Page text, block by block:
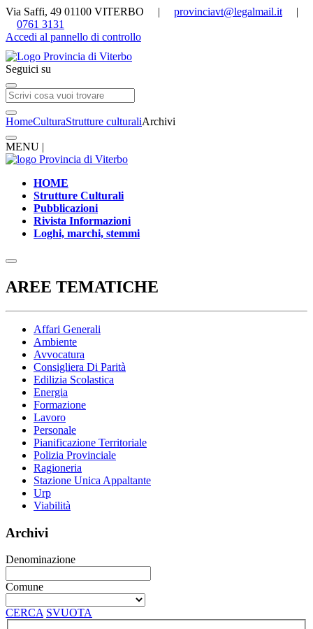
Via Saffi, 49 01100 VITERBO | provinciavt@legalmail.it |
0761 3131
Accedi al pannello di controllo
Seguici su
HomeCulturaStrutture culturaliArchivi
MENU |
HOME
Strutture Culturali
Pubblicazioni
Rivista Informazioni
Loghi, marchi, stemmi
AREE TEMATICHE
Affari Generali
Ambiente
Avvocatura
Consigliera Di Parità
Edilizia Scolastica
Energia
Formazione
Lavoro
Personale
Pianificazione Territoriale
Polizia Provinciale
Ragioneria
Stazione Unica Appaltante
Urp
Viabilità
Archivi
Denominazione
Comune
CERCA SVUOTA